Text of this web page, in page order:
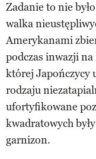
Zadanie to nie
walka
Amerykanami
podczas inwazji
której Japończycy
rodzaju
ufortyfikowane
kwadratowych
garnizon.